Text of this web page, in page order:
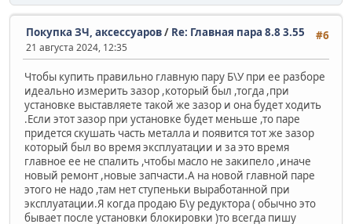
#6
Покупка ЗЧ, аксессуаров/ Re: Главная пара 8.8 3.55
21 августа 2024, 12:35
Чтобы купить правильно главную пару Б\У при ее разборе
идеально измерить зазор ,который был ,тогда ,при
установке выставляете такой же зазор и она будет ходить
.Если этот зазор при установке будет меньше ,то паре
придется скушать часть металла и появится тот же зазор
который был во время эксплуатации и за это время
главное ее не спалить ,чтобы масло не закипело ,иначе
новый ремонт ,новые запчасти.А на новой главной паре
этого не надо ,там нет ступеньки выработанной при
эксплуатации.Я когда продаю Б\у редуктора ( обычно это
бывает после установки блокировки )то всегда пишу